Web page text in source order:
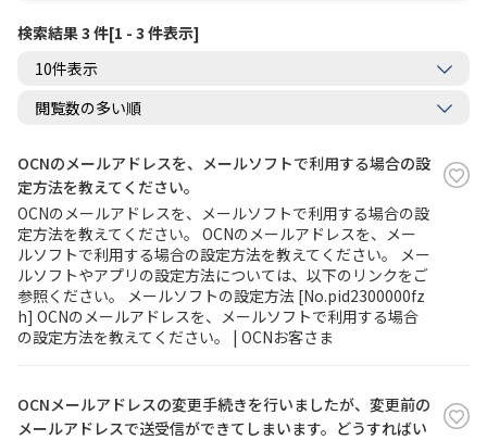
各種ダウンロード
履歴・お気に入り
お知らせ サポートサイトの使い方
NTTドコモビジネスのお客さ
まはこちら
工事・故障情報通知
サービス
検索結果 3 件[1 - 3 件表示]
OCNのメールアドレスを、メールソフトで利用する場合の設
定方法を教えてください。
OCNのメールアドレスを、メールソフトで利用する場合の設
定方法を教えてください。 OCNのメールアドレスを、メー
ルソフトで利用する場合の設定方法を教えてください。 メー
ルソフトやアプリの設定方法については、以下のリンクをご
参照ください。 メールソフトの設定方法 [No.pid2300000fz
h] OCNのメールアドレスを、メールソフトで利用する場合
の設定方法を教えてください。 | OCNお客さま
OCNメールアドレスの変更手続きを行いましたが、変更前の
メールアドレスで送受信ができてしまいます。どうすればい